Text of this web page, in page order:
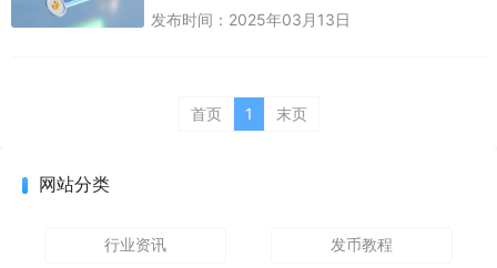
即可实现代币交换，为市场提供流动性。然而，这
发布时间：2025年03月13日
首页 1 末页
网站分类
行业资讯 发币教程